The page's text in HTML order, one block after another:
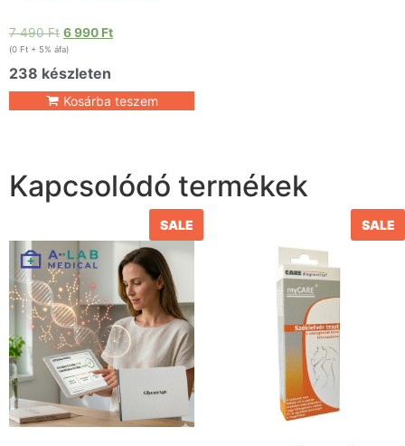
7 490Ft 6 990 Ft
(0 Ft + 5% áfa)
238 készleten
Kosárba teszem
Kapcsolódó termékek
SALE SALE